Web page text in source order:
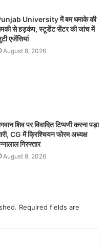
University में बम धमाके की
से हड़कंप, स्टूडेंट सेंटर की जांच में
एजेंसियां
August 8, 2026
शिव पर विवादित टिप्पणी करना पड़ा
CG में क्रिश्चियन फोरम अध्यक्ष
गिरफ्तार
August 8, 2026
Required fields are